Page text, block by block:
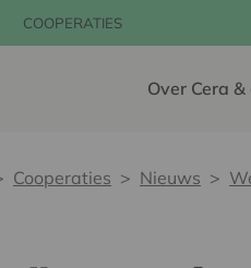
COOPERATIES
Over Cera
Cooperaties Nieuws